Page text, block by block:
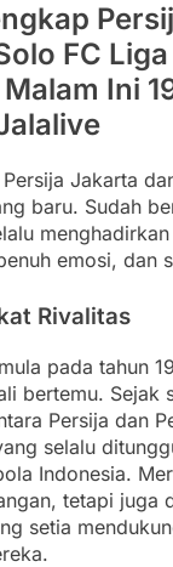
FC Liga
Ini
Jakarta
baru. Sudah
emosi, dan
Rivalitas
pada tahun
bertemu. Sejak
Persija dan
selalu
Indonesia.
tetapi juga
setia